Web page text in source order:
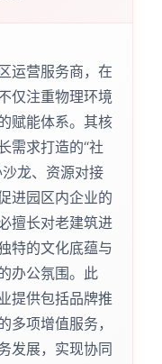
运营服务商，在
仅注重物理环境
赋能体系。其核
需求打造的“社
龙、资源对接
进园区内企业的
擅长对老建筑进
特的文化底蕴与
办公氛围。此
提供包括品牌推
多项增值服务，
发展，实现协同